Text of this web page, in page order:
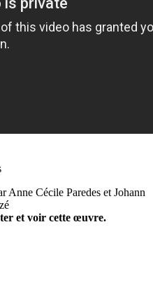
Anne Cécile Paredes et Johann
et voir cette œuvre.